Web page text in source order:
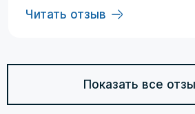
Евгений, логисты Ольга и
доставки до Владивостока
месяца (особенности
Читать отзыв
Показать все